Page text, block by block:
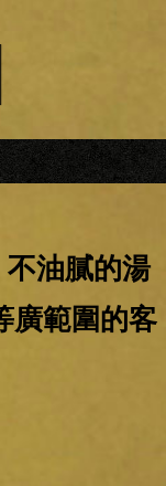
不油膩的湯
廣範圍的客